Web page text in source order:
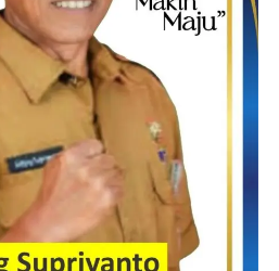
manusia dilakukan pemulasaran
keluarga korban untuk dimakamkan.
Pesanggrahan, Kecamatan
digegerkan
di semak-semak lahan perkebunan
mendapati pakaian yang